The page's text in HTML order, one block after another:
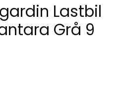
Lastbil
Grå 9